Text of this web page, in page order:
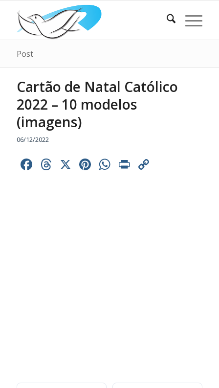
Post
Cartão de Natal Católico
2022 – 10 modelos
(imagens)
06/12/2022
Facebook
Threads
X Pinterest
WhatsApp
Print